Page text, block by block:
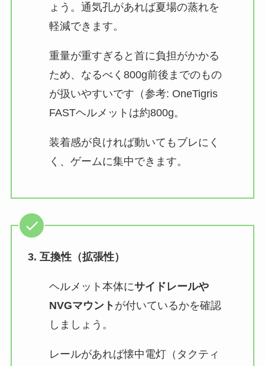
ょう。通気孔があれば夏場の蒸れを
軽減できます​。
重量が重すぎると首に負担がかかる
ため、なるべく800g前後までのもの
が扱いやすいです（参考: OneTigris
FASTヘルメットは約800g​。
装着感が良ければ動いてもブレにく
く、ゲームに集中できます。
3. 互換性（拡張性）
ヘルメット本体にサイドレールや
NVGマウント が付いているかを確認
しましょう​。
レールがあれば懐中電灯（タクティ